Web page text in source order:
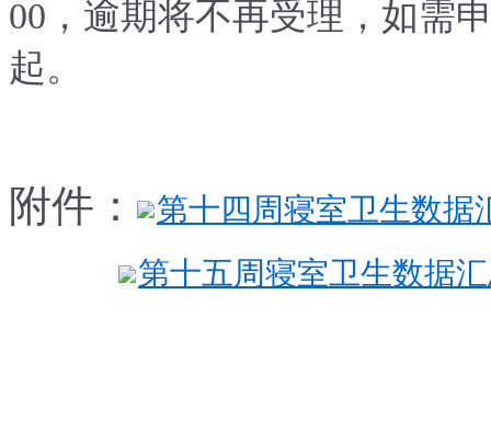
00，逾期将不再受理，如需
起。
附件： 第十四周寝室卫生数据
第十五周寝室卫生数据